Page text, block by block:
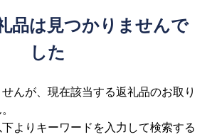
品は見つかりませんで
した
んが、現在該当する返礼品のお取り
よりキーワードを入力して検索する